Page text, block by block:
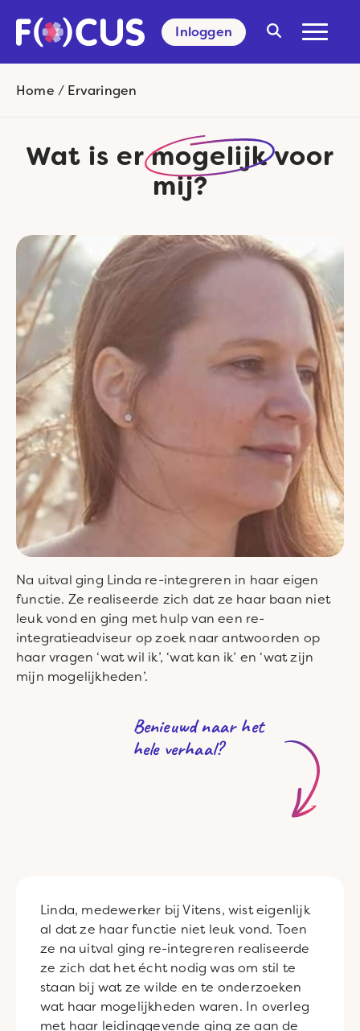
Inloggen
Home / Ervaringen
Wat is ermogelijkvoor
mij?
Na uitval ging Linda re-integreren in haar eigen
functie. Ze realiseerde zich dat ze haar baan niet
leuk vond en ging met hulp van een re-
integratieadviseur op zoek naar antwoorden op
haar vragen ‘wat wil ik’, ‘wat kan ik’ en ‘wat zijn
mijn mogelijkheden’.
Benieuwd naar het
hele verhaal?
Linda, medewerker bij Vitens, wist eigenlijk
al dat ze haar functie niet leuk vond. Toen
ze na uitval ging re-integreren realiseerde
ze zich dat het écht nodig was om stil te
staan bij wat ze wilde en te onderzoeken
wat haar mogelijkheden waren. In overleg
met haar leidinggevende ging ze aan de